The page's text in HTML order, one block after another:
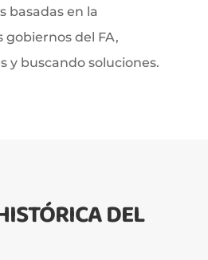
basadas en la
gobiernos del FA,
y buscando soluciones.
DEL